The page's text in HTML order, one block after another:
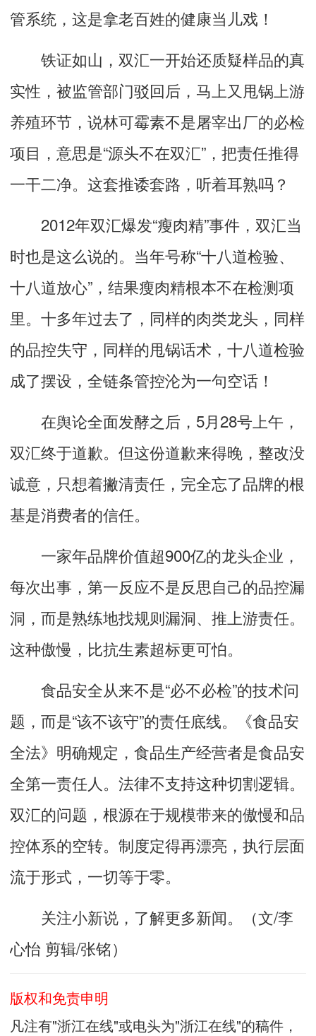
管系统，这是拿老百姓的健康当儿戏！
铁证如山，双汇一开始还质疑样品的真
实性，被监管部门驳回后，马上又甩锅上游
养殖环节，说林可霉素不是屠宰出厂的必检
项目，意思是“源头不在双汇”，把责任推得
一干二净。这套推诿套路，听着耳熟吗？
2012年双汇爆发“瘦肉精”事件，双汇当
时也是这么说的。当年号称“十八道检验、
十八道放心”，结果瘦肉精根本不在检测项
里。十多年过去了，同样的肉类龙头，同样
的品控失守，同样的甩锅话术，十八道检验
成了摆设，全链条管控沦为一句空话！
在舆论全面发酵之后，5月28号上午，
双汇终于道歉。但这份道歉来得晚，整改没
诚意，只想着撇清责任，完全忘了品牌的根
基是消费者的信任。
一家年品牌价值超900亿的龙头企业，
每次出事，第一反应不是反思自己的品控漏
洞，而是熟练地找规则漏洞、推上游责任。
这种傲慢，比抗生素超标更可怕。
食品安全从来不是“必不必检”的技术问
题，而是“该不该守”的责任底线。《食品安
全法》明确规定，食品生产经营者是食品安
全第一责任人。法律不支持这种切割逻辑。
双汇的问题，根源在于规模带来的傲慢和品
控体系的空转。制度定得再漂亮，执行层面
流于形式，一切等于零。
关注小新说，了解更多新闻。（文/李
心怡 剪辑/张铭）
版权和免责申明
凡注有"浙江在线"或电头为"浙江在线"的稿件，